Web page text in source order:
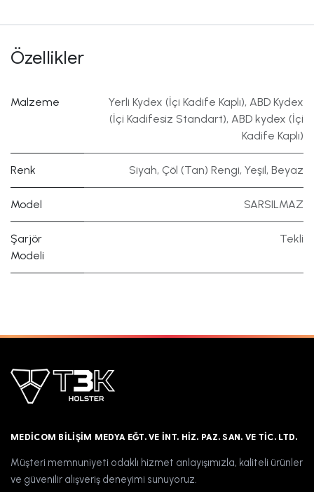
Özellikler
Malzeme Yerli Kydex (İçi Kadife Kaplı), ABD Kydex
(İçi Kadifesiz Standart), ABD kydex (İçi
Kadife Kaplı)
Renk Siyah, Çöl (Tan) Rengi, Yeşil, Beyaz
Model SARSILMAZ
Şarjör
Modeli
Tekli
MEDICOM BILIŞIM MEDYA EĞT. VE İNT. HIZ. PAZ. SAN. VE TIC. LTD.
Müşteri memnuniyeti odaklı hizmet anlayışımızla, kaliteli ürünler
ve güvenilir alışveriş deneyimi sunuyoruz.